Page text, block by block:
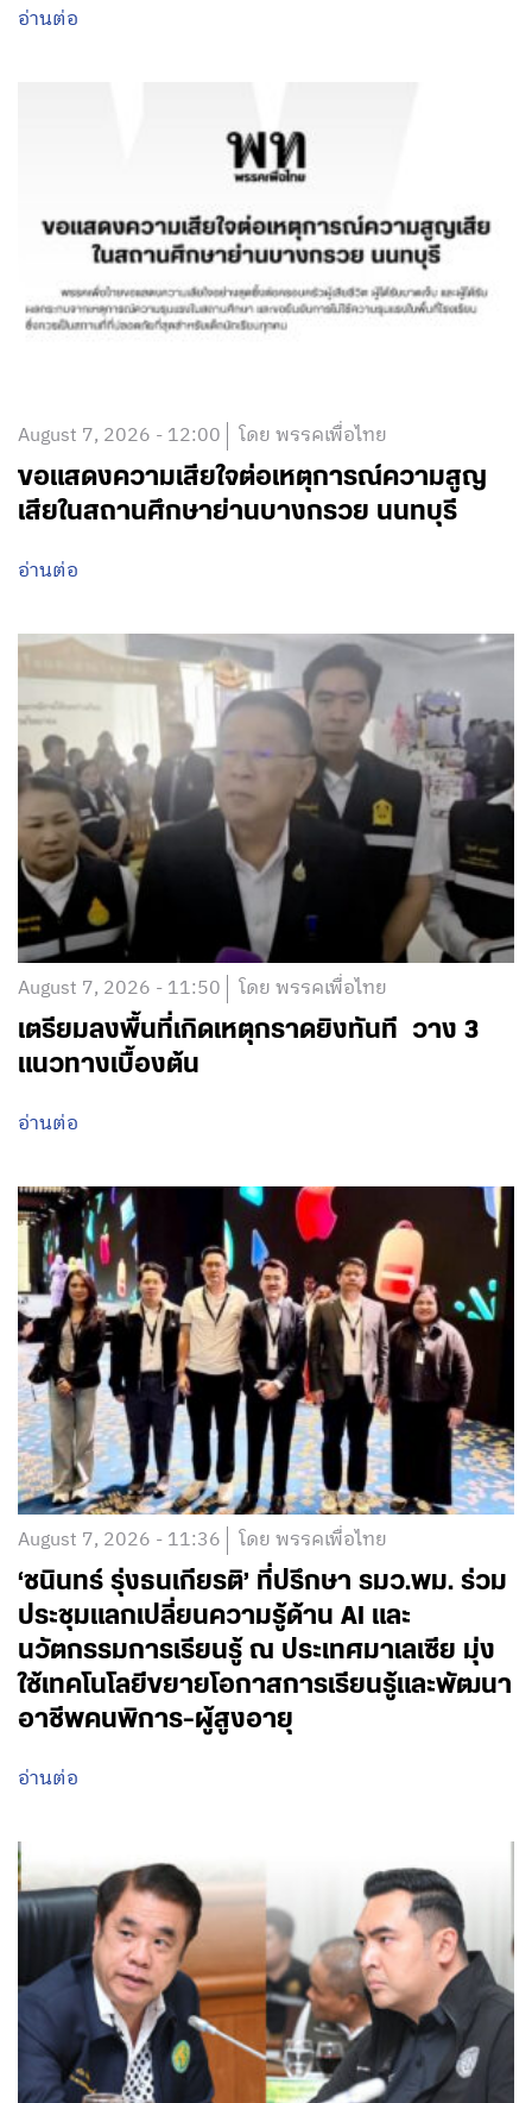
อ่านต่อ
August 7, 2026 - 12:00 โดย พรรคเพื่อไทย
ขอแสดงความเสียใจต่อเหตุการณ์ความสูญ
เสียในสถานศึกษาย่านบางกรวย นนทบุรี
อ่านต่อ
August 7, 2026 - 11:50 โดย พรรคเพื่อไทย
เตรียมลงพื้นที่เกิดเหตุกราดยิงทันที วาง 3
แนวทางเบื้องต้น
อ่านต่อ
August 7, 2026 - 11:36 โดย พรรคเพื่อไทย
‘ชนินทร์ รุ่งธนเกียรติ’ ที่ปรึกษา รมว.พม. ร่วม
ประชุมแลกเปลี่ยนความรู้ด้าน AI และ
นวัตกรรมการเรียนรู้ ณ ประเทศมาเลเซีย มุ่ง
ใช้เทคโนโลยีขยายโอกาสการเรียนรู้และพัฒนา
อาชีพคนพิการ-ผู้สูงอายุ
อ่านต่อ